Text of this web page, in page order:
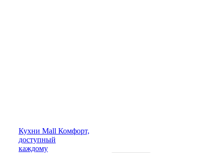
Кухни Mall Комфорт,
доступный
каждому